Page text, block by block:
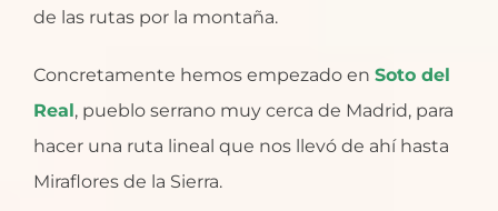
de las rutas por la montaña.
Concretamente hemos empezado en Soto del
Real, pueblo serrano muy cerca de Madrid, para
hacer una ruta lineal que nos llevó de ahí hasta
Miraflores de la Sierra.